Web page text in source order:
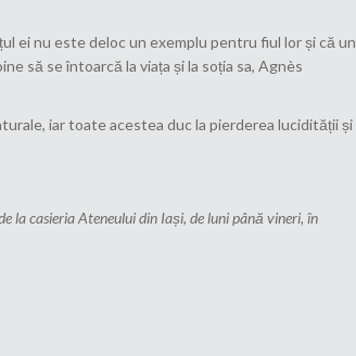
ei nu este deloc un exemplu pentru fiul lor și că un
să se întoarcă la viața și la soția sa, Agnès
iar toate acestea duc la pierderea lucidității și
la casieria Ateneului din Iași, de luni până vineri, în